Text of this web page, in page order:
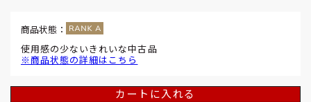
商品状態：
使用感の少ないきれいな中古品
※商品状態の詳細はこちら
カートに入れる